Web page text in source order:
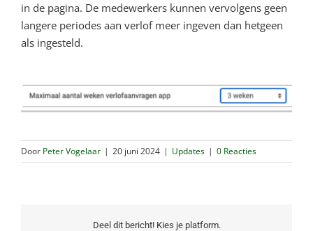
in de pagina. De medewerkers kunnen vervolgens geen
langere periodes aan verlof meer ingeven dan hetgeen
als ingesteld.
Door Peter Vogelaar | 20 juni 2024 | Updates | 0 Reacties
Deel dit bericht! Kies je platform.